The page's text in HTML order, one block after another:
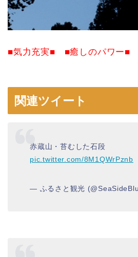
■気力充実■ ■癒しのパワー■
関連ツイート
赤蔵山・苔むした石段
pic.twitter.com/8M1QWrPznb
— ふるさと観光